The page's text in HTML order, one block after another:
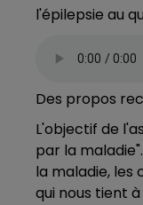
l'épilepsie au
Des propos
L'objectif de
par la
la maladie, les
qui nous tient